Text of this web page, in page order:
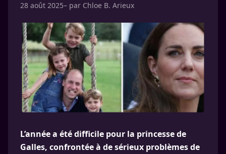
28 août 2025– par Chloe B. Arieux
L’année a été difficile pour la princesse de
Galles, confrontée à de sérieux problèmes de